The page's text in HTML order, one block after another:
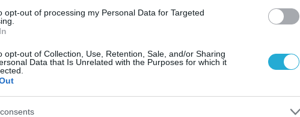
opt-out of processing my Personal Data for Targeted
opt-out of Collection, Use, Retention, Sale, and/or Sharing
Data that Is Unrelated with the Purposes for which it
Ξεκίνησε η αντίστροφή μέτρηση για την μεγάλη αναμέτρηση του ΠΑΟΚ,
με την πρωταθλήτρια Πολωνίας, Σκρα Μπελσάτοφ, την Τετάρτη 16/11
League 2016-17.